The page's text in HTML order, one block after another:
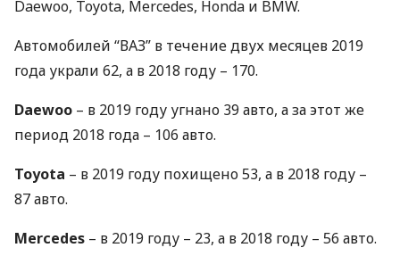
Daewoo, Toyota, Mercedes, Honda и BMW.
Автомобилей “ВАЗ” в течение двух месяцев 2019
года украли 62, а в 2018 году – 170.
Daewoo – в 2019 году угнано 39 авто, а за этот же
период 2018 года – 106 авто.
Toyota – в 2019 году похищено 53, а в 2018 году –
87 авто.
Mercedes – в 2019 году – 23, а в 2018 году – 56 авто.